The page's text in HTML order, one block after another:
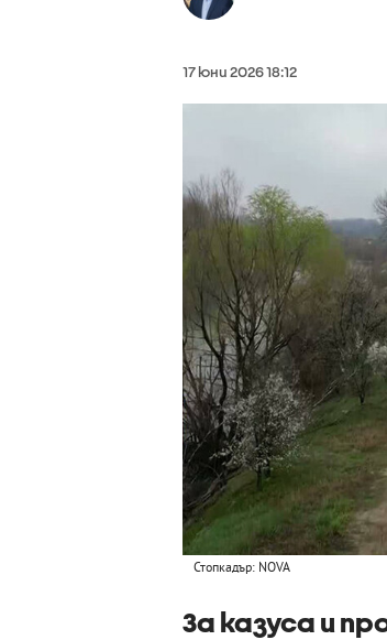
17 юни 2026 18:12
Стопкадър: NOVA
За казуса и